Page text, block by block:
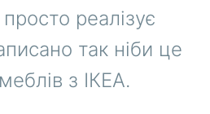
реалізує
так ніби це
з ІКЕА.